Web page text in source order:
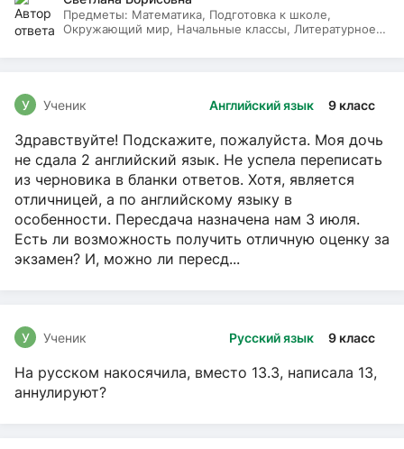
Предметы: Математика, Подготовка к школе,
Окружающий мир, Начальные классы, Литературное
Английский язык 9 класс
У Ученик
Здравствуйте! Подскажите, пожалуйста. Моя дочь
не сдала 2 английский язык. Не успела переписать
из черновика в бланки ответов. Хотя, является
отличницей, а по английскому языку в
особенности. Пересдача назначена нам 3 июля.
Есть ли возможность получить отличную оценку за
экзамен? И, можно ли пересд...
Русский язык 9 класс
У Ученик
На русском накосячила, вместо 13.3, написала 13,
аннулируют?